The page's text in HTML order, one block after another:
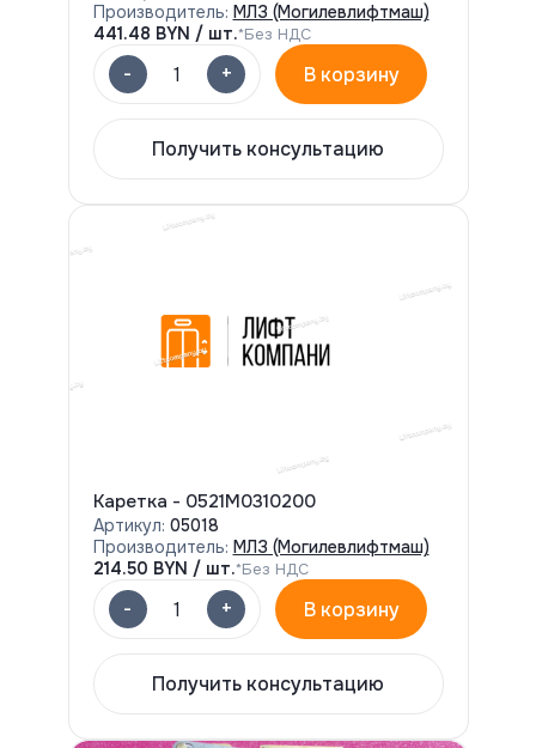
Производитель: МЛЗ (Могилевлифтмаш)
441.48 BYN / шт.*Без НДС
- 1 + В корзину
Получить консультацию
Каретка - 0521М0310200
Артикул: 05018
Производитель: МЛЗ (Могилевлифтмаш)
214.50 BYN / шт.*Без НДС
- 1 + В корзину
Получить консультацию